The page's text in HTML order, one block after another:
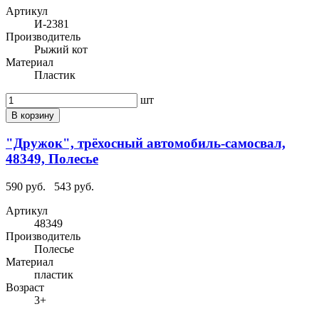
Артикул
И-2381
Производитель
Рыжий кот
Материал
Пластик
шт
В корзину
"Дружок", трёхосный автомобиль-самосвал,
48349, Полесье
590 руб.
543 руб.
Артикул
48349
Производитель
Полесье
Материал
пластик
Возраст
3+